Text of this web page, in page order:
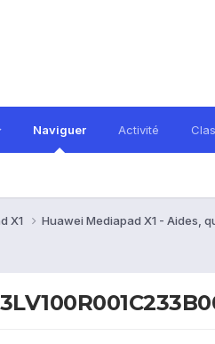
Naviguer Activité
X1
Huawei Mediapad X1 - Aides,